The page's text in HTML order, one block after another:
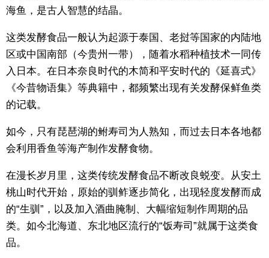
海鱼，是古人智慧的结晶。
这类发酵食品一般认为起源于泰国、老挝等国家的内陆地
区或中国南部（今贵州一带），随着水稻种植技术一同传
入日本。在日本奈良时代的木简和平安时代的《延喜式》
《今昔物语集》等典籍中，都频繁出现有关发酵保鲜鱼类
的记载。
如今，只有琵琶湖的鲋寿司为人熟知，而过去日本各地都
会利用香鱼等海产制作发酵食物。
在漫长岁月里，这类传统发酵食品不断改良蜕变。从安土
桃山时代开始，原始的驯鲊逐步简化，出现轻度发酵而成
的“生驯”，以及加入酒曲腌制、大幅缩短制作周期的品
类。如今北海道、东北地区流行的“饭寿司”就属于这类食
品。